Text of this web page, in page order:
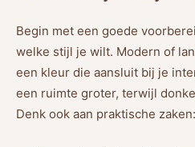
Begin met een goede
welke stijl je wilt. Modern of
een kleur die aansluit bij je
een ruimte groter, terwijl
Denk ook aan praktische zaken: